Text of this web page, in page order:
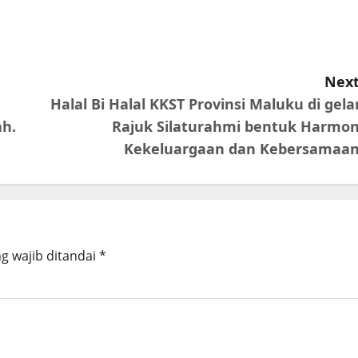
Halal Bi Halal KKST Provinsi Maluku di
Rajuk Silaturahmi bentuk
Kekeluargaan dan Kebersamaan
wajib ditandai *